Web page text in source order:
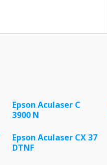
Epson Aculaser C
3900 N
Epson Aculaser CX 37
DTNF